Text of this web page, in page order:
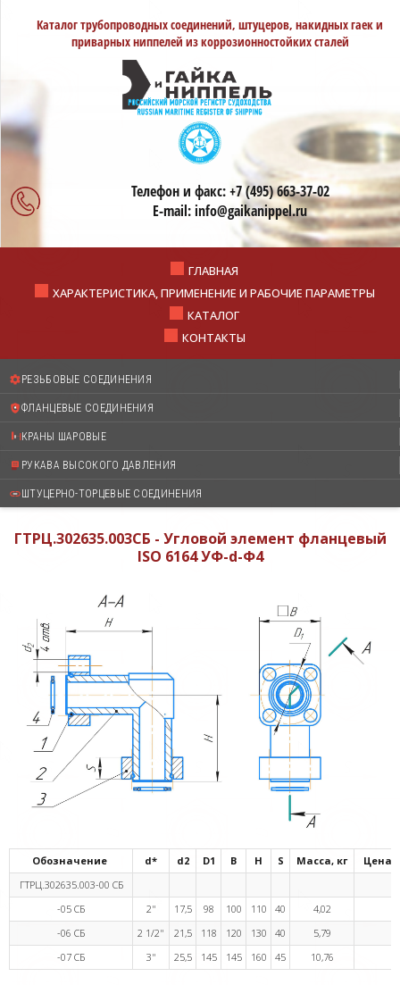
Каталог трубопроводных соединений, штуцеров, накидных гаек и
приварных ниппелей из коррозионностойких сталей
Телефон и факс:+7 (495) 663-37-02
E-mail: info@gaikanippel.ru
ГЛАВНАЯ
ХАРАКТЕРИСТИКА, ПРИМЕНЕНИЕ И РАБОЧИЕ ПАРАМЕТРЫ
КАТАЛОГ
КОНТАКТЫ
РЕЗЬБОВЫЕ СОЕДИНЕНИЯ
ФЛАНЦЕВЫЕ СОЕДИНЕНИЯ
КРАНЫ ШАРОВЫЕ
РУКАВА ВЫСОКОГО ДАВЛЕНИЯ
ШТУЦЕРНО-ТОРЦЕВЫЕ СОЕДИНЕНИЯ
ГТРЦ.302635.003СБ - Угловой элемент фланцевый
ISO 6164 УФ-d-Ф4
Обозначение d* d2 D1 В H S Масса, кг
Цена,
ГТРЦ.302635.003-00 СБ
-05 СБ
2" 17,5 98 100 110 40
4,02
-06 СБ
2 1/2" 21,5 118 120 130 40 5,79
-07 СБ
3" 25,5 145 145 160 45 10,76